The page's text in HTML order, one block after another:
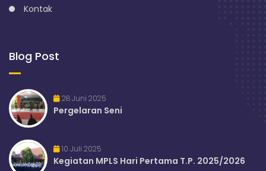
Kontak
Blog Post
28 Juni 2025
Pergelaran Seni
10 Juli 2025
Kegiatan MPLS Hari Pertama T.P. 2025/2026